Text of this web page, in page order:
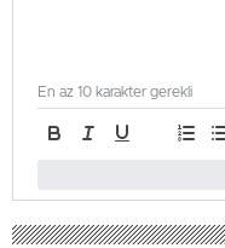
En az 10 karakter gerekli